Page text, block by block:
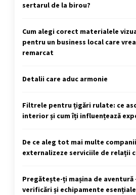
sertarul de la birou?
Cum alegi corect materialele
pentru un business local care
remarcat
Detalii care aduc armonie
Filtrele pentru țigări rulate: ce
interior și cum îți influențează
De ce aleg tot mai multe
externalizeze serviciile de relații
Pregătește-ți mașina de aventură
verificări și echipamente esențiale